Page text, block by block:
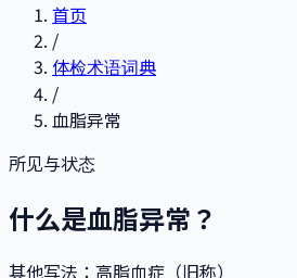
首页
/
体检术语词典
/
血脂异常
所见与状态
什么是血脂异常？
其他写法 ： 高脂血症（旧称）